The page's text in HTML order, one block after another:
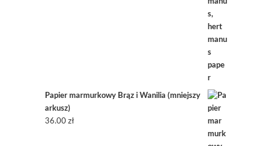
Papier marmurkowy Brąz i Wanilia (mniejszy
arkusz)
36.00 zł